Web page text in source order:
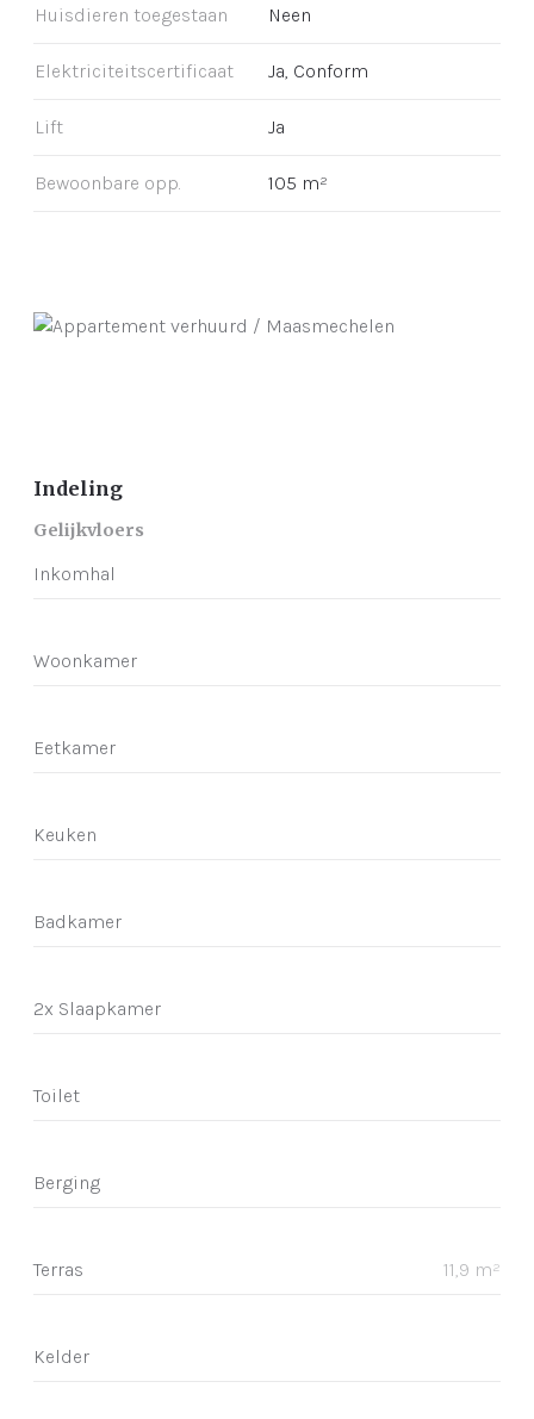
Huisdieren toegestaan Neen
Elektriciteitscertificaat Ja, Conform
Lift Ja
Bewoonbare opp. 105 m²
Indeling
Gelijkvloers
Inkomhal
Woonkamer
Eetkamer
Keuken
Badkamer
2x Slaapkamer
Toilet
Berging
Terras 11,9 m²
Kelder